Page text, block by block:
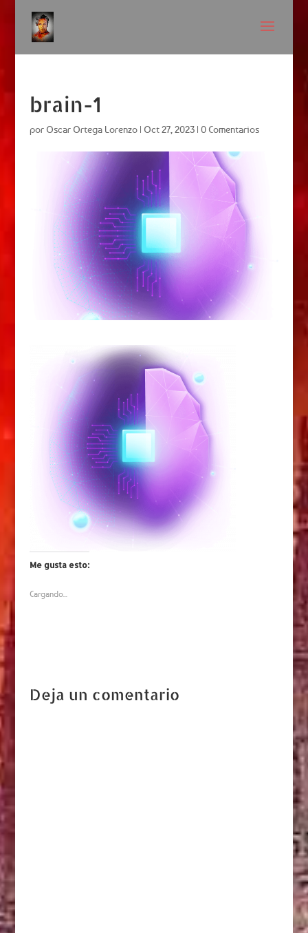
brain-1
por Oscar Ortega Lorenzo| Oct 27, 2023| 0 Comentarios
Me gusta esto:
Cargando...
Deja un comentario